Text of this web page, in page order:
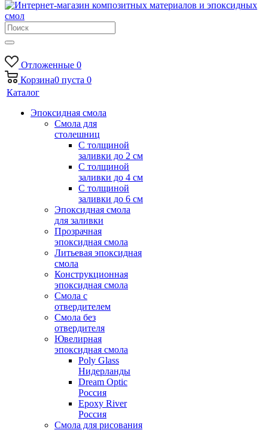
Отложенные 0
Корзина0 пуста 0
Каталог
Эпоксидная смола
Смола для
столешниц
С толщиной
заливки до 2 см
С толщиной
заливки до 4 см
С толщиной
заливки до 6 см
Эпоксидная смола
для заливки
Прозрачная
эпоксидная смола
Литьевая эпоксидная
смола
Конструкционная
эпоксидная смола
Смола с
отвердителем
Смола без
отвердителя
Ювелирная
эпоксидная смола
Poly Glass
Нидерланды
Dream Optic
Россия
Epoxy River
Россия
Смола для рисования